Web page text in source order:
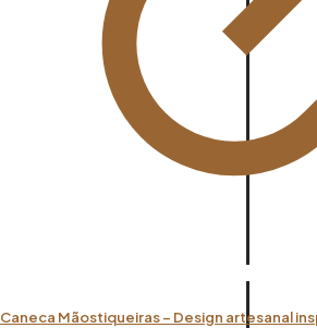
Caneca Mãostiqueiras – Design artesanal